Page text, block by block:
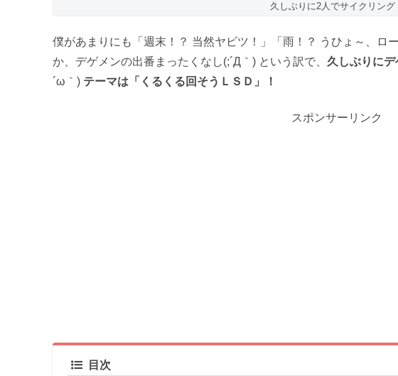
久しぶりに2人でサイクリング
僕があまりにも「週末！？ 当然ヤビツ！」「雨！？ うひょ～、ロ
か、デゲメンの出番まったくなし(;´Д｀) という訳で、 久しぶりに
´ω｀) テーマは「くるくる回そうＬＳＤ」！
スポンサーリンク
目次